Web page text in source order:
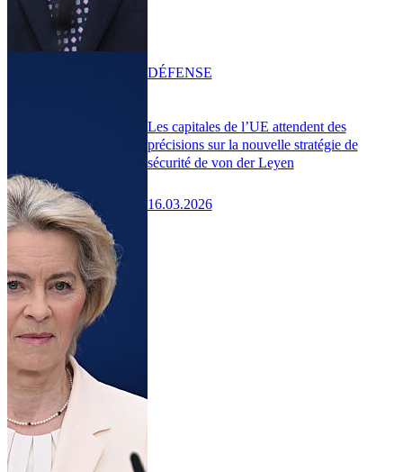
Les capitales de l’UE attendent des
précisions sur la nouvelle stratégie de
sécurité de von der Leyen
16.03.2026
DÉFENSE